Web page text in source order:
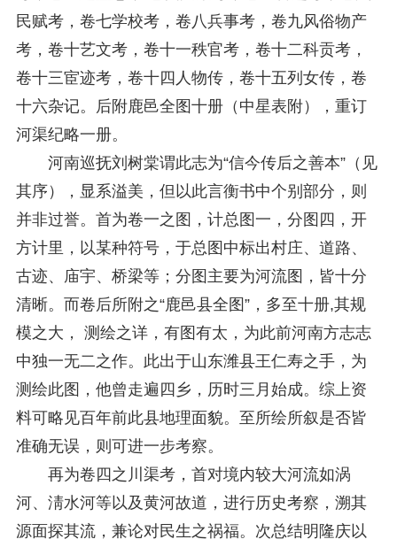
民赋考，卷七学校考，卷八兵事考，卷九风俗物产
考，卷十艺文考，卷十一秩官考，卷十二科贡考，
卷十三宦迹考，卷十四人物传，卷十五列女传，卷
十六杂记。后附鹿邑全图十册（中星表附），重订
河渠纪略一册。
河南巡抚刘树棠谓此志为“信今传后之善本”（见
其序），显系溢美，但以此言衡书中个别部分，则
并非过誉。首为卷一之图，计总图一，分图四，开
方计里，以某种符号，于总图中标出村庄、道路、
古迹、庙宇、桥梁等；分图主要为河流图，皆十分
清晰。而卷后所附之“鹿邑县全图”，多至十册,其规
模之大， 测绘之详，有图有太，为此前河南方志志
中独一无二之作。此出于山东潍县王仁寿之手，为
测绘此图，他曾走遍四乡，历时三月始成。综上资
料可略见百年前此县地理面貌。至所绘所叙是否皆
准确无误，则可进一步考察。
再为卷四之川渠考，首对境内较大河流如涡
河、淸水河等以及黄河故道，进行历史考察，溯其
源面探其流，兼论对民生之祸福。次总结明隆庆以